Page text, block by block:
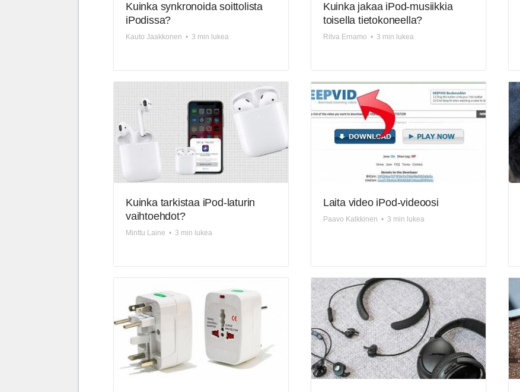
Kuinka synkronoida soittolista
iPodissa?
Kauto Jaakkonen • 3 min lukea
Kuinka jakaa iPod-musiikkia
toisella tietokoneella?
Ritva Ernamo • 3 min lukea
Kuinka tarkistaa iPod-laturin
vaihtoehdot?
Minttu Laine • 3 min lukea
Laita video iPod-videoosi
Paavo Kalkkinen • 3 min lukea